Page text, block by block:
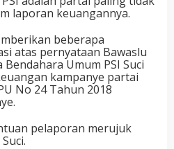
laporan keuangannya.
beberapa
atas pernyataan Bawaslu
Umum PSI Suci
kampanye partai
No 24 Tahun 2018
pelaporan merujuk